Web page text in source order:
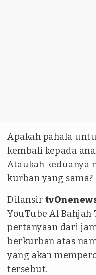
Apakah pahala
kembali kepada
Ataukah keduanya
kurban yang sama?
Dilansir
YouTube Al Bahjah
pertanyaan dari
berkurban atas
yang akan
tersebut.